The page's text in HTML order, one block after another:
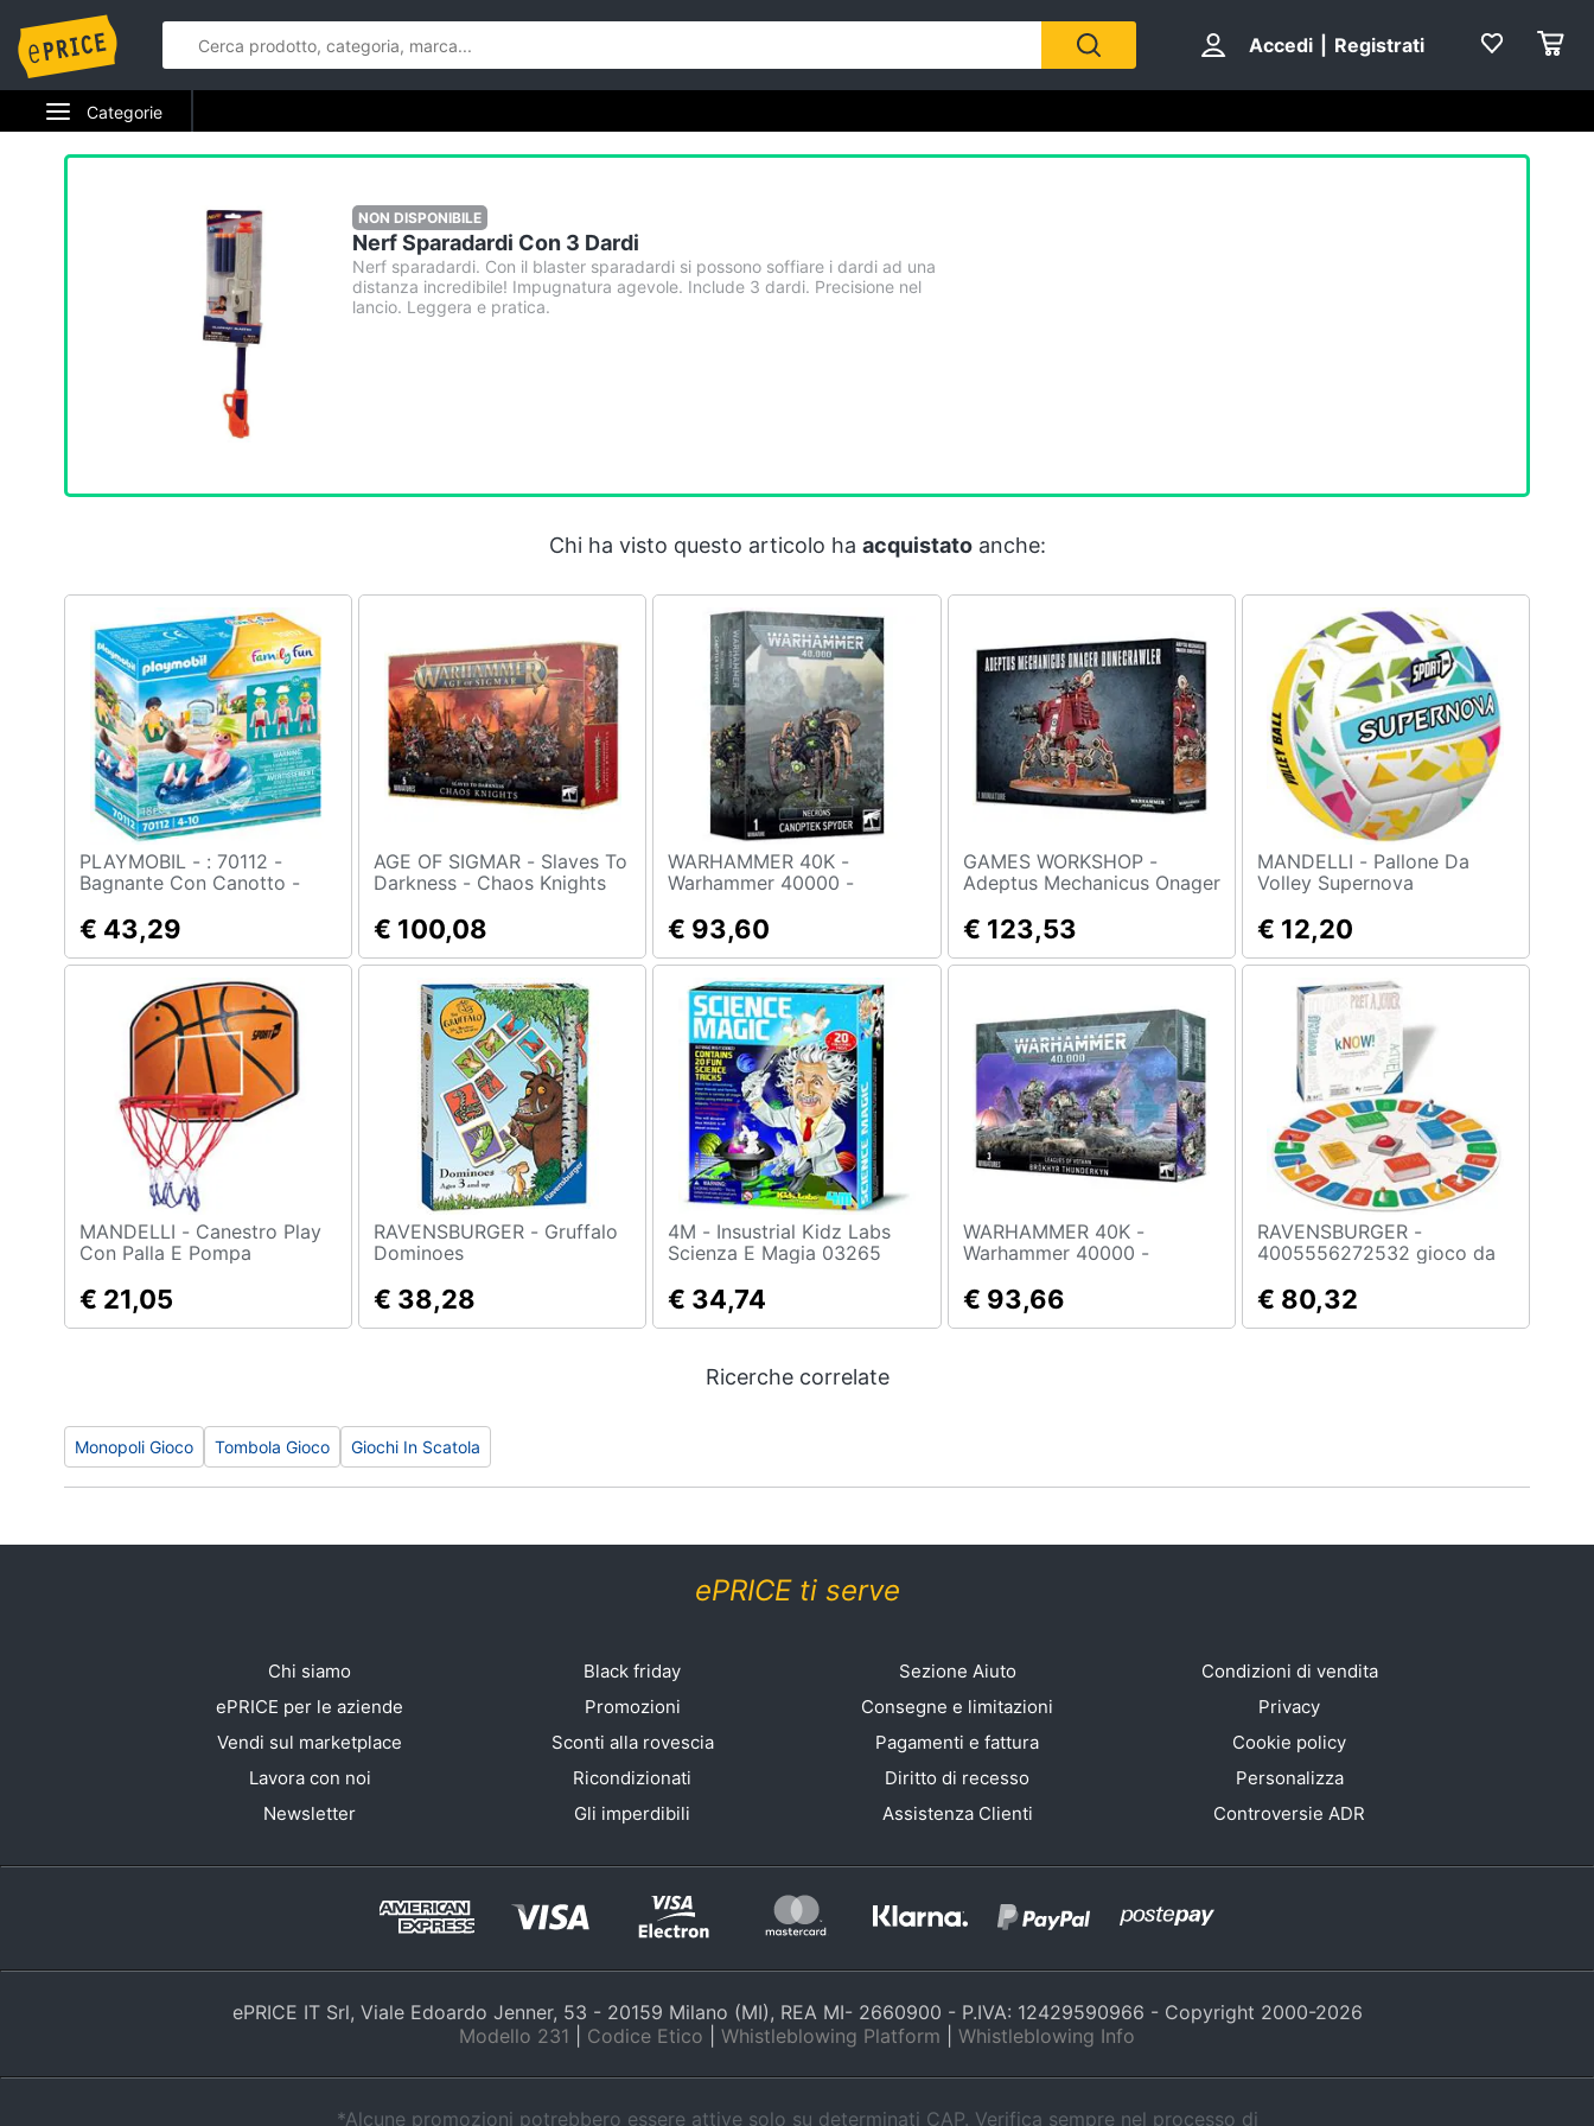
Accedi Registrati
Categorie
Elettrodomestici
Tv e Home Cinema
Brico e Giardinaggio
Salute e igiene
Beauty
Giocattoli
Prima infanzia
Casalinghi
Abbigliamento
Sport
Animali
Libri, cd e dvd
Promozioni
NON DISPONIBILE
Nerf Sparadardi Con 3 Dardi
Nerf sparadardi. Con il blaster sparadardi si possono soffiare i dardi ad una
distanza incredibile! Impugnatura agevole. Include 3 dardi. Precisione nel
lancio. Leggera e pratica.
Chi ha visto questo articolo ha acquistatoanche:
PLAYMOBIL - : 70112 -
Bagnante Con Canotto -
€ 43,29
AGE OF SIGMAR - Slaves To
Darkness - Chaos Knights
€ 100,08
WARHAMMER 40K -
Warhammer 40000 -
€ 93,60
GAMES WORKSHOP -
Adeptus Mechanicus Onager
€ 123,53
MANDELLI - Pallone Da
Volley Supernova
€ 12,20
MANDELLI - Canestro Play
Con Palla E Pompa
€ 21,05
RAVENSBURGER - Gruffalo
Dominoes
€ 38,28
4M - Insustrial Kidz Labs
Scienza E Magia 03265
€ 34,74
WARHAMMER 40K -
Warhammer 40000 -
Brôkhyr Thunderkyn
€ 93,66
RAVENSBURGER -
4005556272532 gioco da
€ 80,32
Ricerche correlate
Monopoli Gioco Tombola Gioco Giochi In Scatola
ePRICE ti serve
Chi siamo
ePRICE per le aziende
Vendi sul marketplace
Lavora con noi
Newsletter
Black friday
Promozioni
Sconti alla rovescia
Ricondizionati
Gli imperdibili
Sezione Aiuto
Consegne e limitazioni
Pagamenti e fattura
Diritto di recesso
Assistenza Clienti
Condizioni di vendita
Privacy
Cookie policy
Personalizza
Controversie ADR
ePRICE IT Srl, Viale Edoardo Jenner, 53 - 20159 Milano (MI), REA MI- 2660900 - P.IVA: 12429590966 - Copyright 2000-2026
Modello 231
Codice Etico Whistleblowing Platform Whistleblowing Info
*Alcune promozioni potrebbero essere attive solo su determinati CAP. Verifica sempre nel processo di